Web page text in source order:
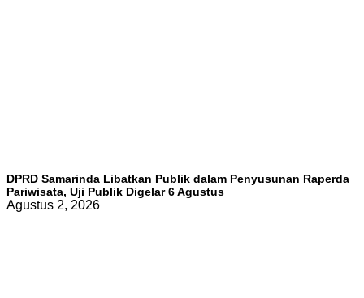
DPRD Samarinda Libatkan Publik dalam Penyusunan Raperda
Pariwisata, Uji Publik Digelar 6 Agustus
Agustus 2, 2026